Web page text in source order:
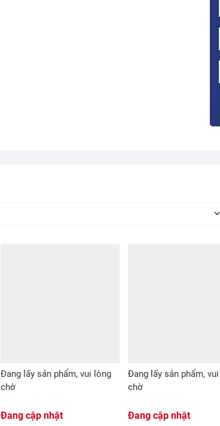
Đang lấy sản phẩm, vui lòng
chờ
Đang cập nhật
Đang lấy sản phẩm,
chờ
Đang cập nhật